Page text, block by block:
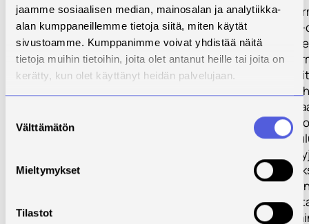
jaamme sosiaalisen median, mainosalan ja analytiikka-
alan kumppaneillemme tietoja siitä, miten käytät
sivustoamme. Kumppanimme voivat yhdistää näitä
tietoja muihin tietoihin, joita olet antanut heille tai joita on
kerätty, kun olet käyttänyt heidän palvelujaan.
valinta
Välttämätön
Mieltymykset
Tilastot
Kokeellisesti
Tulokset:
kokeilun
kokeellisesti
tuloksia siitä,
etäkoulutus ja
toimintaa,
henkilöstön
Lopulliset
tehokkuus ja
vähentävät
parantavat